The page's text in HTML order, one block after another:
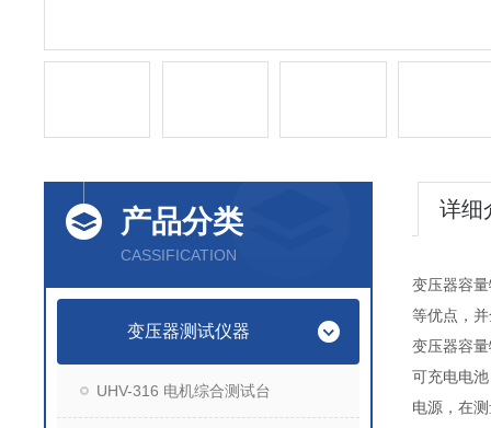
产品分类
CASSIFICATION
变压器测试仪器
UHV-316 电机综合测试台
详细
变压器容
等优点，
变压器容
可充电电
电源，在